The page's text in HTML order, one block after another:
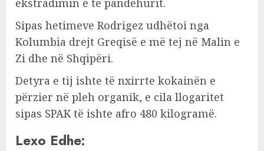
ekstradimin e të pandehurit.
Sipas hetimeve Rodrigez udhëtoi nga
Kolumbia drejt Greqisë e më tej në Malin e
Zi dhe në Shqipëri.
Detyra e tij ishte të nxirrte kokainën e
përzier në pleh organik, e cila llogaritet
sipas SPAK të ishte afro 480 kilogramë.
Lexo Edhe: